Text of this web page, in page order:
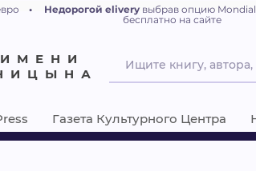
Газета Культурного Центра
• Недорогой elivery выбрав опцию
бесплатно на сайте